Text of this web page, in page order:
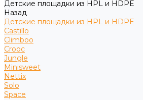
Детские площадки из HPL и HDPE
Назад
Детские площадки из HPL и HDPE
Castillo
Climboo
Crooc
Jungle
Minisweet
Nettix
Solo
Space